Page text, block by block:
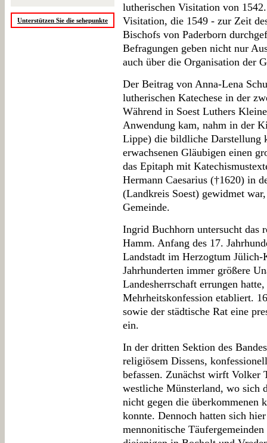
Unterstützen Sie die sehepunkte
lutherischen Visitation von
Visitation, die 1549 - zur Zeit
Bischofs von Paderborn
Befragungen geben nicht nur
auch über die Organisation der
Der Beitrag von Anna-Lena
lutherischen Katechese in der
Während in Soest Luthers
Anwendung kam, nahm in der
Lippe) die bildliche Darstellung
erwachsenen Gläubigen einen
das Epitaph mit
Hermann Caesarius (†1620) in
(Landkreis Soest) gewidmet
Gemeinde.
Ingrid Buchhorn untersucht das
Hamm. Anfang des 17.
Landstadt im Herzogtum
Jahrhunderten immer größere
Landesherrschaft errungen
Mehrheitskonfession etabliert.
sowie der städtische Rat eine
ein.
In der dritten Sektion des
religiösem Dissens,
befassen. Zunächst wirft Volker
westliche Münsterland, wo sich
nicht gegen die überkommenen
konnte. Dennoch hatten sich
mennonitische